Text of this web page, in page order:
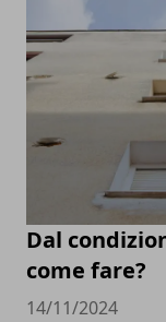
Dal
come fare?
14/11/2024